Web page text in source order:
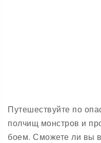
Путешествуйте по
полчищ монстров и
боем. Сможете ли вы